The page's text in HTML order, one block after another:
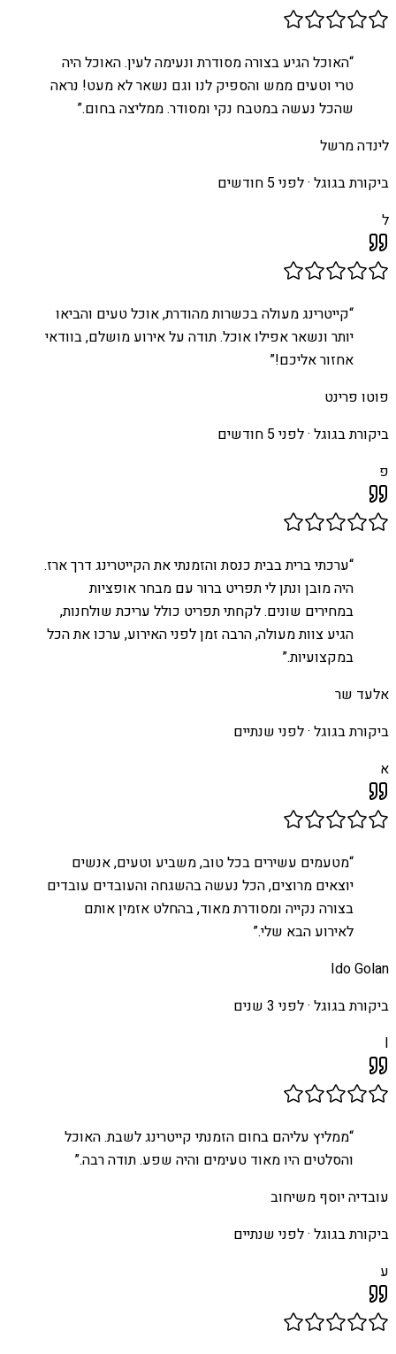
“האוכל הגיע בצורה מסודרת ונעימה לעין. האוכל היה
טרי וטעים ממש והספיק לנו וגם נשאר לא מעט! נראה
שהכל נעשה במטבח נקי ומסודר. ממליצה בחום.”
לינדה מרשל
ביקורת בגוגל ·לפני 5 חודשים
ל
“קייטרינג מעולה בכשרות מהודרת, אוכל טעים והביאו
יותר ונשאר אפילו אוכל. תודה על אירוע מושלם, בוודאי
אחזור אליכם!”
פוטו פרינט
ביקורת בגוגל ·לפני 5 חודשים
פ
“ערכתי ברית בבית כנסת והזמנתי את הקייטרינג דרך ארז.
היה מובן ונתן לי תפריט ברור עם מבחר אופציות
במחירים שונים. לקחתי תפריט כולל עריכת שולחנות,
הגיע צוות מעולה, הרבה זמן לפני האירוע, ערכו את הכל
במקצועיות.”
אלעד שר
ביקורת בגוגל ·לפני שנתיים
א
“מטעמים עשירים בכל טוב, משביע וטעים, אנשים
יוצאים מרוצים, הכל נעשה בהשגחה והעובדים עובדים
בצורה נקייה ומסודרת מאוד, בהחלט אזמין אותם
לאירוע הבא שלי.”
Ido Golan
ביקורת בגוגל ·לפני 3 שנים
I
“ממליץ עליהם בחום הזמנתי קייטרינג לשבת. האוכל
והסלטים היו מאוד טעימים והיה שפע. תודה רבה.”
עובדיה יוסף משיחוב
ביקורת בגוגל ·לפני שנתיים
ע